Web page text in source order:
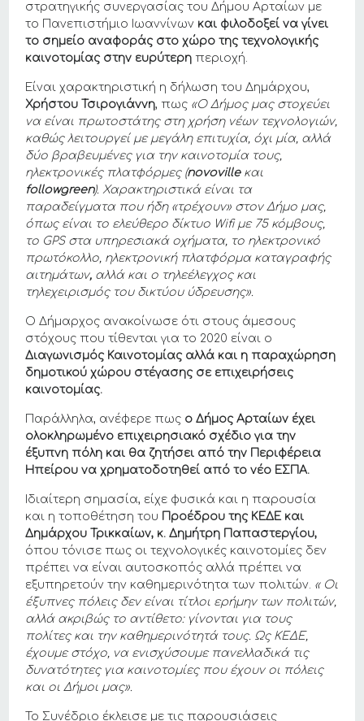
στρατηγικής συνεργασίας του Δήμου Αρταίων με
το Πανεπιστήμιο Ιωαννίνων και φιλοδοξεί να γίνει
το σημείο αναφοράς στο χώρο της τεχνολογικής
καινοτομίας στην ευρύτερη περιοχή.
Είναι χαρακτηριστική η δήλωση του Δημάρχου,
Χρήστου Τσιρογιάννη, πως «O Δήμος μας στοχεύει
να είναι πρωτοστάτης στη χρήση νέων τεχνολογιών,
καθώς λειτουργεί με μεγάλη επιτυχία, όχι μία, αλλά
δύο βραβευμένες για την καινοτομία τους,
ηλεκτρονικές πλατφόρμες (novovilleκαι
followgreen). Χαρακτηριστικά είναι τα
παραδείγματα που ήδη «τρέχουν» στον Δήμο μας,
όπως είναι το ελεύθερο δίκτυο Wifi με 75 κόμβους,
το GPS στα υπηρεσιακά οχήματα, το ηλεκτρονικό
πρωτόκολλο, ηλεκτρονική πλατφόρμα καταγραφής
αιτημάτων, αλλά και ο τηλεέλεγχος και
τηλεχειρισμός του δικτύου ύδρευσης».
O Δήμαρχος ανακοίνωσε ότι στους άμεσους
στόχους που τίθενται για το 2020 είναι ο
Διαγωνισμός Καινοτομίας αλλά και η παραχώρηση
δημοτικού χώρου στέγασης σε επιχειρήσεις
καινοτομίας.
Παράλληλα, ανέφερε πως ο Δήμος Αρταίων έχει
ολοκληρωμένο επιχειρησιακό σχέδιο για την
έξυπνη πόλη και θα ζητήσει από την Περιφέρεια
Ηπείρου να χρηματοδοτηθεί από το νέο ΕΣΠΑ.
Ιδιαίτερη σημασία, είχε φυσικά και η παρουσία
και η τοποθέτηση του Προέδρου της ΚΕΔΕ και
Δημάρχου Τρικκαίων, κ. Δημήτρη Παπαστεργίου,
όπου τόνισε πως οι τεχνολογικές καινοτομίες δεν
πρέπει να είναι αυτοσκοπός αλλά πρέπει να
εξυπηρετούν την καθημερινότητα των πολιτών. « Οι
έξυπνες πόλεις δεν είναι τίτλοι ερήμην των πολιτών,
αλλά ακριβώς το αντίθετο: γίνονται για τους
πολίτες και την καθημερινότητά τους. Ως ΚΕΔΕ,
έχουμε στόχο, να ενισχύσουμε πανελλαδικά τις
δυνατότητες για καινοτομίες που έχουν οι πόλεις
και οι Δήμοι μας».
Το Συνέδριο έκλεισε με τις παρουσιάσεις